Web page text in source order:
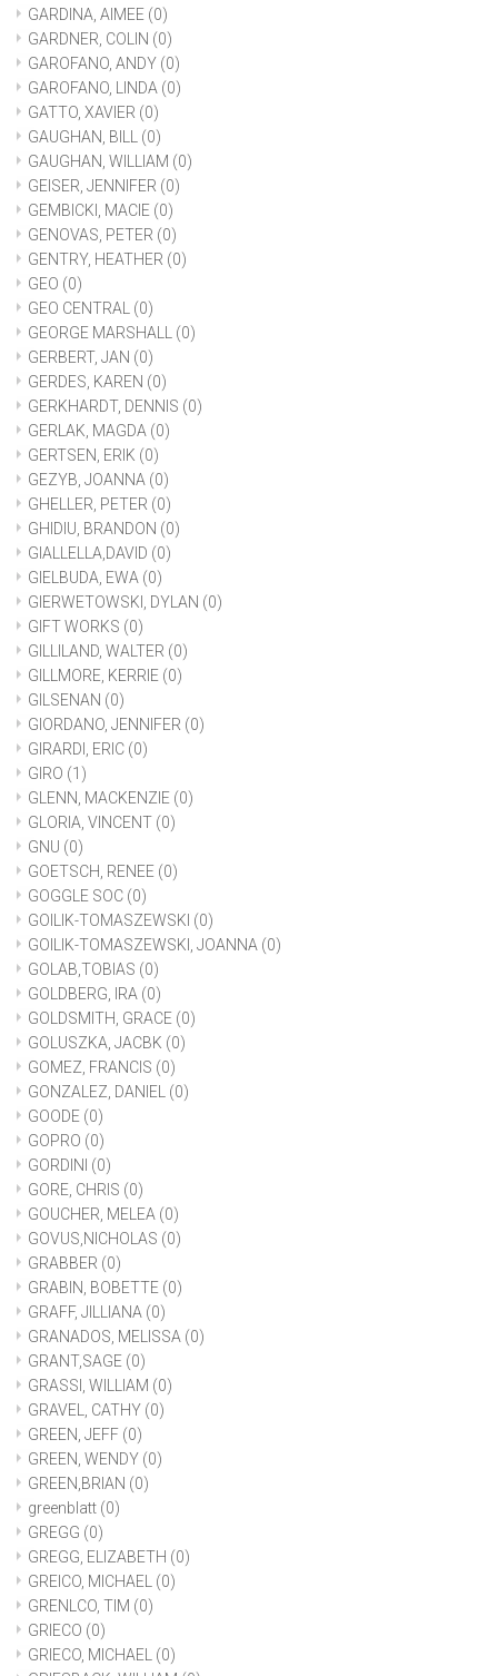
GARDINA, AIMEE (0)
GARDNER, COLIN (0)
GAROFANO, ANDY (0)
GAROFANO, LINDA (0)
GATTO, XAVIER (0)
GAUGHAN, BILL (0)
GAUGHAN, WILLIAM (0)
GEISER, JENNIFER (0)
GEMBICKI, MACIE (0)
GENOVAS, PETER (0)
GENTRY, HEATHER (0)
GEO (0)
GEO CENTRAL (0)
GEORGE MARSHALL (0)
GERBERT, JAN (0)
GERDES, KAREN (0)
GERKHARDT, DENNIS (0)
GERLAK, MAGDA (0)
GERTSEN, ERIK (0)
GEZYB, JOANNA (0)
GHELLER, PETER (0)
GHIDIU, BRANDON (0)
GIALLELLA,DAVID (0)
GIELBUDA, EWA (0)
GIERWETOWSKI, DYLAN (0)
GIFT WORKS (0)
GILLILAND, WALTER (0)
GILLMORE, KERRIE (0)
GILSENAN (0)
GIORDANO, JENNIFER (0)
GIRARDI, ERIC (0)
GIRO (1)
GLENN, MACKENZIE (0)
GLORIA, VINCENT (0)
GNU (0)
GOETSCH, RENEE (0)
GOGGLE SOC (0)
GOILIK-TOMASZEWSKI (0)
GOILIK-TOMASZEWSKI, JOANNA (0)
GOLAB,TOBIAS (0)
GOLDBERG, IRA (0)
GOLDSMITH, GRACE (0)
GOLUSZKA, JACBK (0)
GOMEZ, FRANCIS (0)
GONZALEZ, DANIEL (0)
GOODE (0)
GOPRO (0)
GORDINI (0)
GORE, CHRIS (0)
GOUCHER, MELEA (0)
GOVUS,NICHOLAS (0)
GRABBER (0)
GRABIN, BOBETTE (0)
GRAFF, JILLIANA (0)
GRANADOS, MELISSA (0)
GRANT,SAGE (0)
GRASSI, WILLIAM (0)
GRAVEL, CATHY (0)
GREEN, JEFF (0)
GREEN, WENDY (0)
GREEN,BRIAN (0)
greenblatt (0)
GREGG (0)
GREGG, ELIZABETH (0)
GREICO, MICHAEL (0)
GRENLCO, TIM (0)
GRIECO (0)
GRIECO, MICHAEL (0)